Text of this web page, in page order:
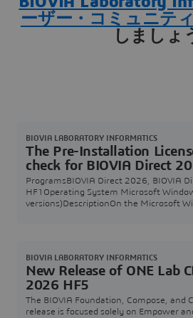
ーザー・コミュニティ
しましょ
The Pre-Installation
check for BIOVIA Direct
HF1 shows an incorrect
unpacked files
ProgramsBIOVIA Direct 2026, BIOVIA
HF1Operating System Microsoft
versions)DescriptionOn the Microsoft
BIOVIA LABORATORY INFORMATICS
New Release of ONE Lab
2026 HF5
The BIOVIA Foundation, Compose, and
release is focused solely on Empower
BIOVIA LABORATORY INFORMATICS